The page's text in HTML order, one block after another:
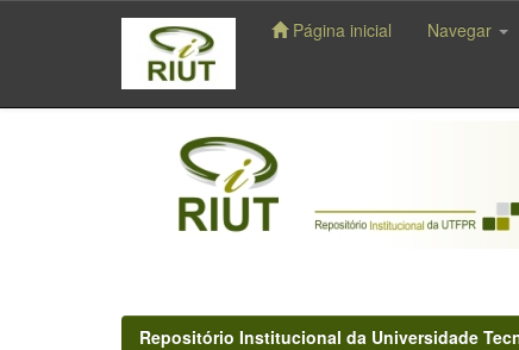
navigation
Página inicial Navegar
Repositório Institucional da Universidade